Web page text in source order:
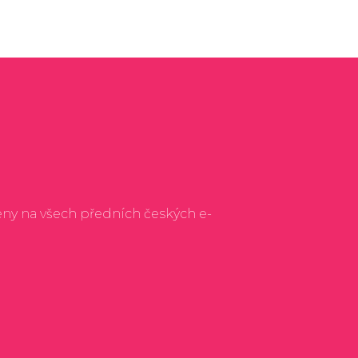
na všech předních českých e-